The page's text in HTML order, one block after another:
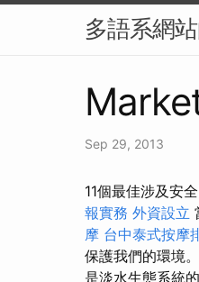
多語系網
Sep 29, 2013
11個最佳涉及安
報實務 外資設立
摩 台中泰式按摩
保護我們的環境。
是淡水生態系統